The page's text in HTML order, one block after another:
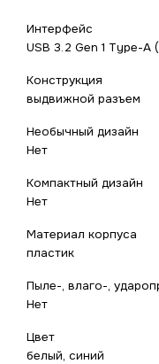
Интерфейс
USB 3.2 Gen 1 Type-A
Конструкция
выдвижной разъем
Необычный дизайн
Нет
Компактный дизайн
Нет
Материал корпуса
пластик
Пыле-, влаго-,
Нет
Цвет
белый, синий